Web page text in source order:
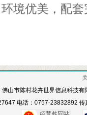
境优美，配
山市陈村花卉世界信息科技有
电话：0757-23832892